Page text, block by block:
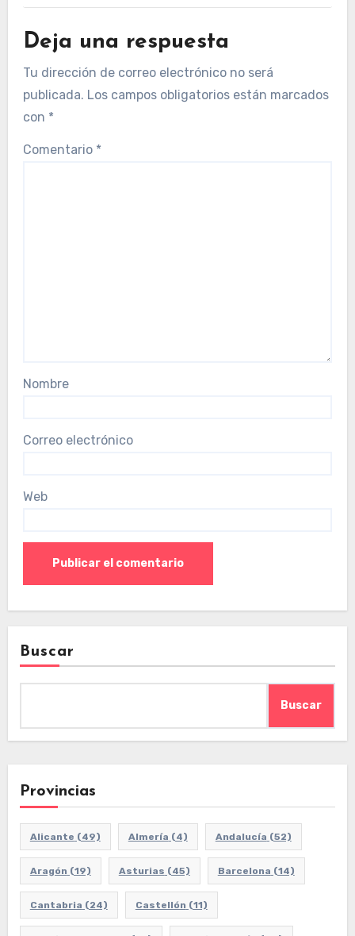
Deja una respuesta
Tu dirección de correo electrónico no será
publicada. Los campos obligatorios están marcados
con *
Comentario *
Nombre
Correo electrónico
Web
Buscar
Buscar
Provincias
Alicante (49) Almería (4) Andalucía (52)
Aragón (19) Asturias (45) Barcelona (14)
Cantabria (24) Castellón (11)